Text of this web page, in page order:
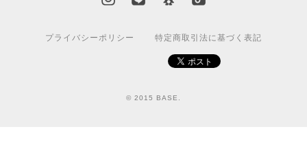
プライバシーポリシー 特定商取引法に基づく表記
© 2015 BASE.